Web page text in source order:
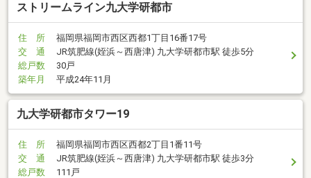
ストリームライン九大学研都市
住 所
福岡県福岡市西区西都1丁目16番17号
交 通
JR筑肥線(姪浜～西唐津) 九大学研都市駅 徒歩5分
総戸数
30戸
築年月
平成24年11月
九大学研都市タワー19
住 所
福岡県福岡市西区西都2丁目1番11号
交 通
JR筑肥線(姪浜～西唐津) 九大学研都市駅 徒歩3分
総戸数
111戸